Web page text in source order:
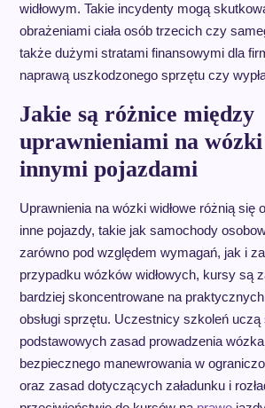
widłowym. Takie incydenty mogą
obrażeniami ciała osób trzecich czy
także dużymi stratami finansowymi dla
naprawą uszkodzonego sprzętu czy
Jakie są różnice między
uprawnieniami na wózki
innymi pojazdami
Uprawnienia na wózki widłowe różnią się
inne pojazdy, takie jak samochody
zarówno pod względem wymagań, jak i
przypadku wózków widłowych, kursy są
bardziej skoncentrowane na
obsługi sprzętu. Uczestnicy szkoleń uczą
podstawowych zasad prowadzenia
bezpiecznego manewrowania w
oraz zasad dotyczących załadunku i